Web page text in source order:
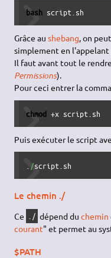
bash script.sh
Grâce aushebang, on
simplement en l'appelant
Il faut avant tout le
Permissions).
Pour ceci entrer la
chmod +x script.sh
Puis exécuter le script
/script.sh
Le chemin ./
Ce ./ dépend duchemin
courant" et permet au
$PATH